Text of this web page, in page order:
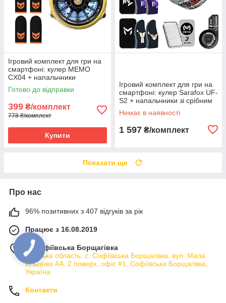
Ігровий комплект для гри на
смартфоні: кулер MEMO
CX04 + напальчники
PLAYCAT 3 пари (6 шт.)
Готово до відправки
399 ₴/комплект
778 ₴/комплект
Купити
Ігровий комплект для гри на
смартфоні: кулер Sarafox UF-
S2 + напальчники зі срібним
волокном (6 шт.) + 3 бокси +
пудра + пластина
Немає в наявності
1 597 ₴/комплект
Показати ще
Про нас
96% позитивних з 407 відгуків за рік
Працює з 16.08.2019
м. Софіївська Борщагівка
Київська область, с. Софіївська Борщагівка, вул. Мала
кільцева 4А, 2 поверх, офіс #1, Софіївська Борщагівка,
Україна
Контакти